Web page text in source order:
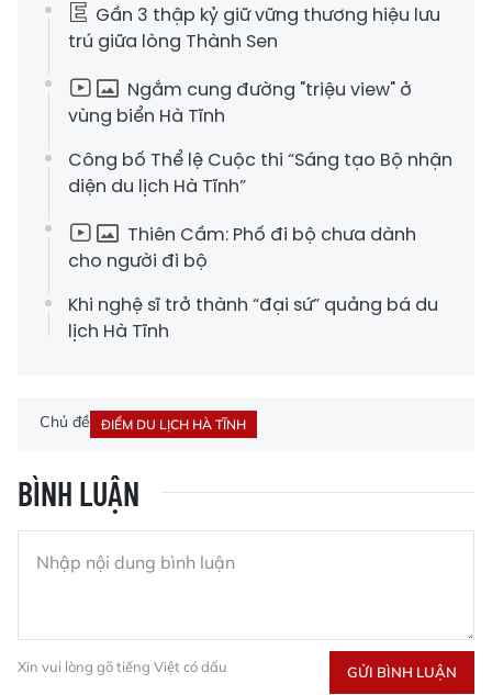
Gần 3 thập kỷ giữ vững thương hiệu lưu
trú giữa lòng Thành Sen
Ngắm cung đường "triệu view" ở
vùng biển Hà Tĩnh
Công bố Thể lệ Cuộc thi “Sáng tạo Bộ nhận
diện du lịch Hà Tĩnh”
Thiên Cầm: Phố đi bộ chưa dành
cho người đi bộ
Khi nghệ sĩ trở thành “đại sứ” quảng bá du
lịch Hà Tĩnh
Chủ đề ĐIỂM DU LỊCH HÀ TĨNH
BÌNH LUẬN
Xin vui lòng gõ tiếng Việt có dấu GỬI BÌNH LUẬN